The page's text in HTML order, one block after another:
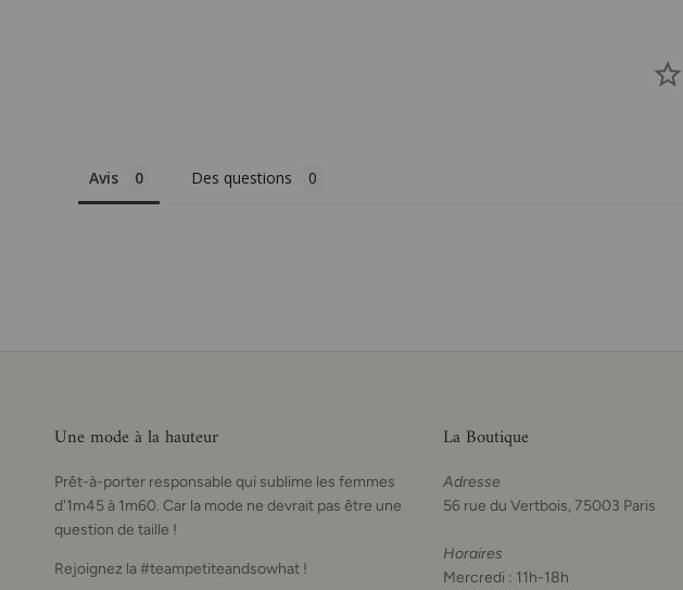
Avis Des questions
Une mode à la hauteur
Prêt-à-porter responsable qui sublime les femmes
d'1m45 à 1m60. Car la mode ne devrait pas être une
question de taille !
Rejoignez la #teampetiteandsowhat !
La Boutique
Adresse
56 rue du Vertbois, 75003 Paris
Horaires
Mercredi : 11h-18h